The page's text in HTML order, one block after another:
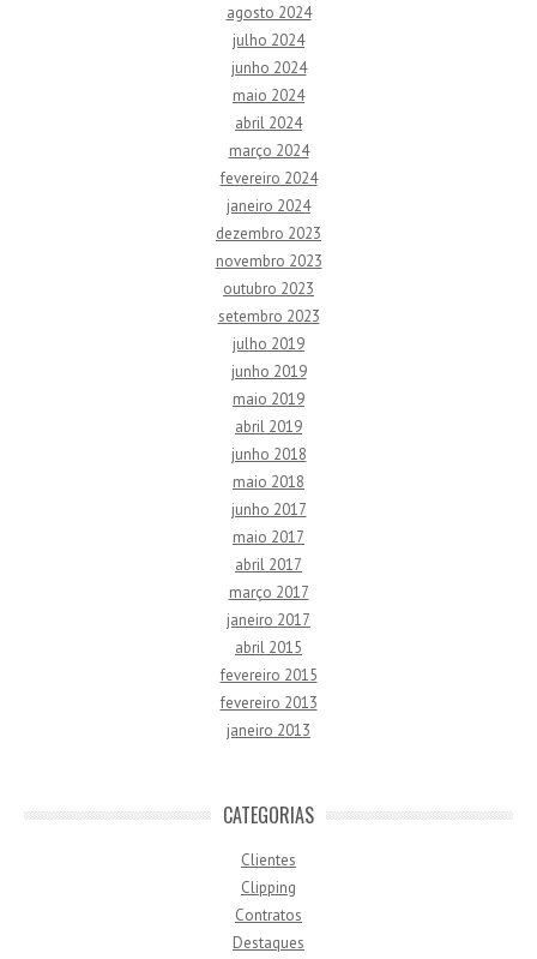
agosto 2024
julho 2024
junho 2024
maio 2024
abril 2024
março 2024
fevereiro 2024
janeiro 2024
dezembro 2023
novembro 2023
outubro 2023
setembro 2023
julho 2019
junho 2019
maio 2019
abril 2019
junho 2018
maio 2018
junho 2017
maio 2017
abril 2017
março 2017
janeiro 2017
abril 2015
fevereiro 2015
fevereiro 2013
janeiro 2013
CATEGORIAS
Clientes
Clipping
Contratos
Destaques